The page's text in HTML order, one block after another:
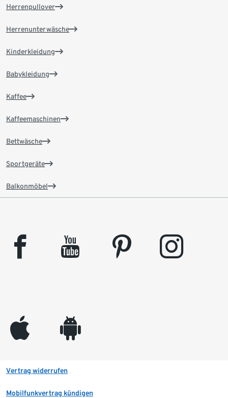
Herrenpullover
Herrenunterwäsche
Kinderkleidung
Babykleidung
Kaffee
Kaffeemaschinen
Bettwäsche
Sportgeräte
Balkonmöbel
facebook youtube pinterest instagram
appleinc android
Vertrag widerrufen
Mobilfunkvertrag kündigen